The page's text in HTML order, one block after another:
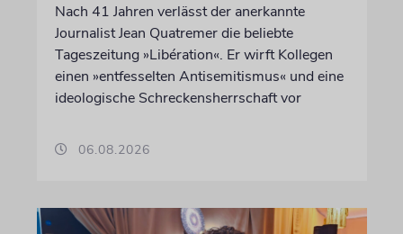
Nach 41 Jahren verlässt der anerkannte
Journalist Jean Quatremer die beliebte
Tageszeitung »Libération«. Er wirft Kollegen
einen »entfesselten Antisemitismus« und eine
ideologische Schreckensherrschaft vor
06.08.2026